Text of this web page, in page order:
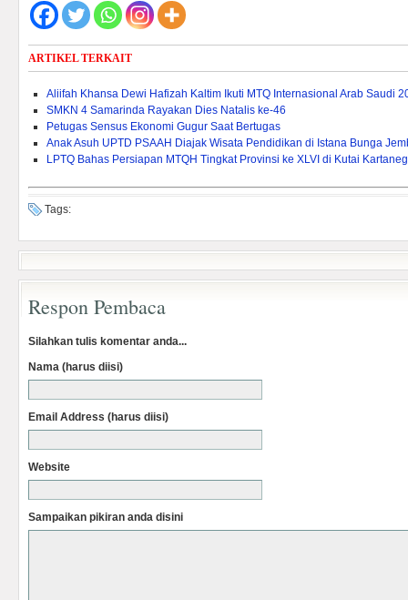
ARTIKEL TERKAIT
Aliifah Khansa Dewi Hafizah Kaltim Ikuti MTQ Internasional Arab Saudi
SMKN 4 Samarinda Rayakan Dies Natalis ke-46
Petugas Sensus Ekonomi Gugur Saat Bertugas
Anak Asuh UPTD PSAAH Diajak Wisata Pendidikan di Istana Bunga
LPTQ Bahas Persiapan MTQH Tingkat Provinsi ke XLVI di Kutai
Tags:
Respon Pembaca
Silahkan tulis komentar anda...
Nama (harus diisi)
Email Address (harus diisi)
Website
Sampaikan pikiran anda disini